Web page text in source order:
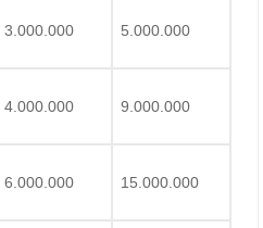
3.000.000 5.000.000
4.000.000 9.000.000
6.000.000 15.000.000